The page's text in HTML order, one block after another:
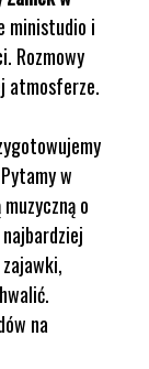
ministudio i
Rozmowy
atmosferze.
w
o
na